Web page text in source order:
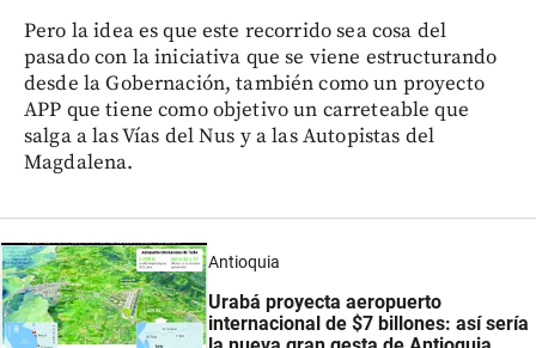
Pero la idea es que este recorrido sea cosa del
pasado con la iniciativa que se viene estructurando
desde la Gobernación, también como un proyecto
APP que tiene como objetivo un carreteable que
salga a las Vías del Nus y a las Autopistas del
Magdalena.
Antioquia
Urabá proyecta aeropuerto
internacional de $7 billones: así sería